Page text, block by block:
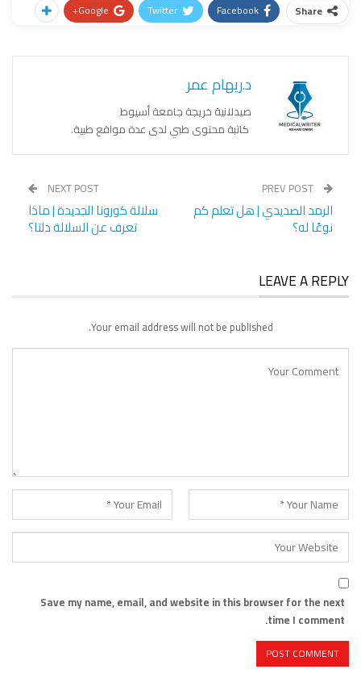
Share
Facebook
Twitter
Google+
د.ريهام عمر
صيدلانية خريجة جامعة أسيوط
كاتبة محتوى طبي لدى عدة مواقع طبية.
الرمد الصديدي | هل تعلم كم
نوعًا له؟
NEXT POST
سلالة كورونا الجديدة | ماذا
تعرف عن السلالة دلتا؟
LEAVE A REPLY
Your email address will not be published.
Save my name, email, and website in this browser for the next
time I comment.